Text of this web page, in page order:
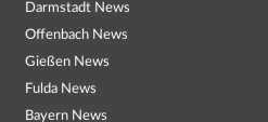
Darmstadt News
Offenbach News
Gießen News
Fulda News
Bayern News